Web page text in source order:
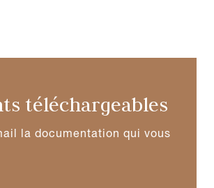
téléchargeables
la documentation qui vous